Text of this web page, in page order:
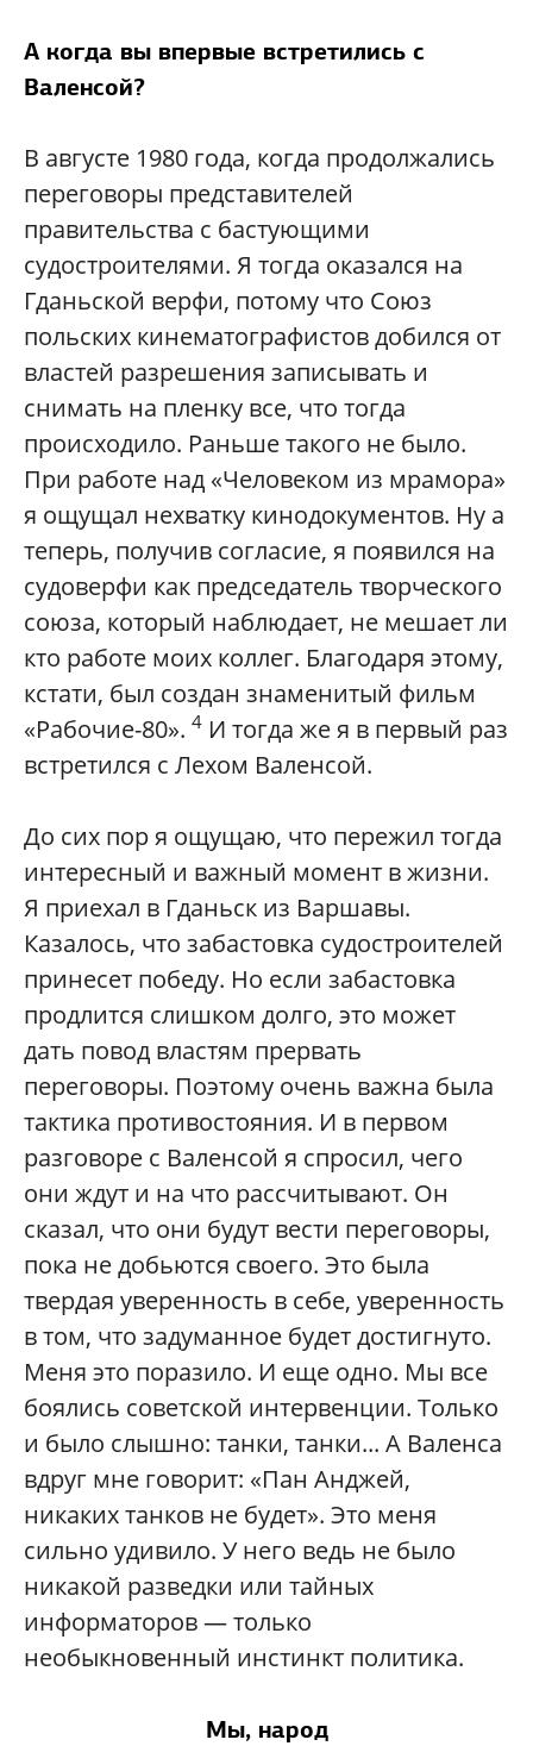
А когда вы впервые встретились с
Валенсой?
В августе 1980 года, когда продолжались
переговоры представителей
правительства с бастующими
судостроителями. Я тогда оказался на
Гданьской верфи, потому что Союз
польских кинематографистов добился от
властей разрешения записывать и
снимать на пленку все, что тогда
происходило. Раньше такого не было.
При работе над «Человеком из мрамора»
я ощущал нехватку кинодокументов. Ну а
теперь, получив согласие, я появился на
судоверфи как председатель творческого
союза, который наблюдает, не мешает ли
кто работе моих коллег. Благодаря этому,
кстати, был создан знаменитый фильм
«Рабочие-80». 4 И тогда же я в первый раз
встретился с Лехом Валенсой.
До сих пор я ощущаю, что пережил тогда
интересный и важный момент в жизни.
Я приехал в Гданьск из Варшавы.
Казалось, что забастовка судостроителей
принесет победу. Но если забастовка
продлится слишком долго, это может
дать повод властям прервать
переговоры. Поэтому очень важна была
тактика противостояния. И в первом
разговоре с Валенсой я спросил, чего
они ждут и на что рассчитывают. Он
сказал, что они будут вести переговоры,
пока не добьются своего. Это была
твердая уверенность в себе, уверенность
в том, что задуманное будет достигнуто.
Меня это поразило. И еще одно. Мы все
боялись советской интервенции. Только
и было слышно: танки, танки... А Валенса
вдруг мне говорит: «Пан Анджей,
никаких танков не будет». Это меня
сильно удивило. У него ведь не было
никакой разведки или тайных
информаторов — только
необыкновенный инстинкт политика.
Мы, народ